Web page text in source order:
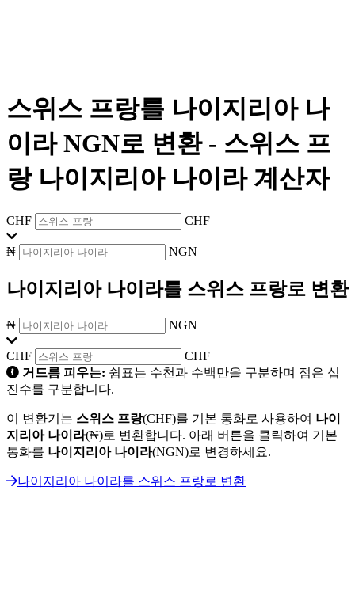
스위스 프랑를 나이지리아 나
이라 NGN로 변환- 스위스 프
랑 나이지리아 나이라 계산자
CHF CHF
₦ NGN
나이지리아 나이라를 스위스 프랑로 변환
₦ NGN
CHF
CHF
거드름 피우는: 쉼표는 수천과 수백만을 구분하며 점은 십
진수를 구분합니다.
이 변환기는 스위스 프랑(CHF)를 기본 통화로 사용하여 나이
지리아 나이라(₦)로 변환합니다. 아래 버튼을 클릭하여 기본
통화를 나이지리아 나이라(NGN)로 변경하세요.
나이지리아 나이라를 스위스 프랑로 변환